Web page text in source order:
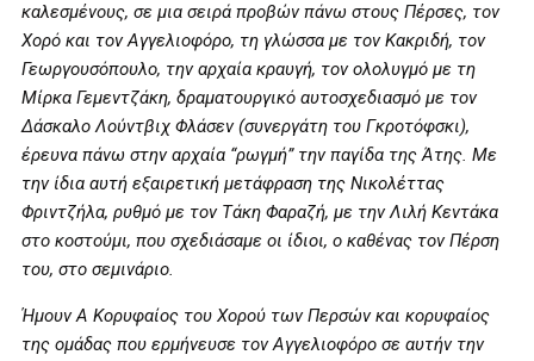
καλεσμένους, σε μια σειρά προβών πάνω στους Πέρσες, τον
Χορό και τον Αγγελιοφόρο, τη γλώσσα με τον Κακριδή, τον
Γεωργουσόπουλο, την αρχαία κραυγή, τον ολολυγμό με τη
Μίρκα Γεμεντζάκη, δραματουργικό αυτοσχεδιασμό με τον
Δάσκαλο Λούντβιχ Φλάσεν (συνεργάτη του Γκροτόφσκι),
έρευνα πάνω στην αρχαία “ρωγμή” την παγίδα της Άτης. Με
την ίδια αυτή εξαιρετική μετάφραση της Νικολέττας
Φριντζήλα, ρυθμό με τον Τάκη Φαραζή, με την Λιλή Κεντάκα
στο κοστούμι, που σχεδιάσαμε οι ίδιοι, ο καθένας τον Πέρση
του, στο σεμινάριο.
Ήμουν Α Κορυφαίος του Χορού των Περσών και κορυφαίος
της ομάδας που ερμήνευσε τον Αγγελιοφόρο σε αυτήν την